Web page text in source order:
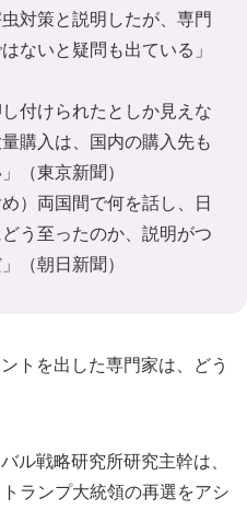
対策と説明したが、専門
ないと疑問も出ている」
付けられたとしか見えな
購入は、国内の購入先も
（東京新聞）
）両国間で何を話し、日
う至ったのか、説明がつ
（朝日新聞）
トを出した専門家は、どう
ル戦略研究所研究主幹は、
ランプ大統領の再選をアシ